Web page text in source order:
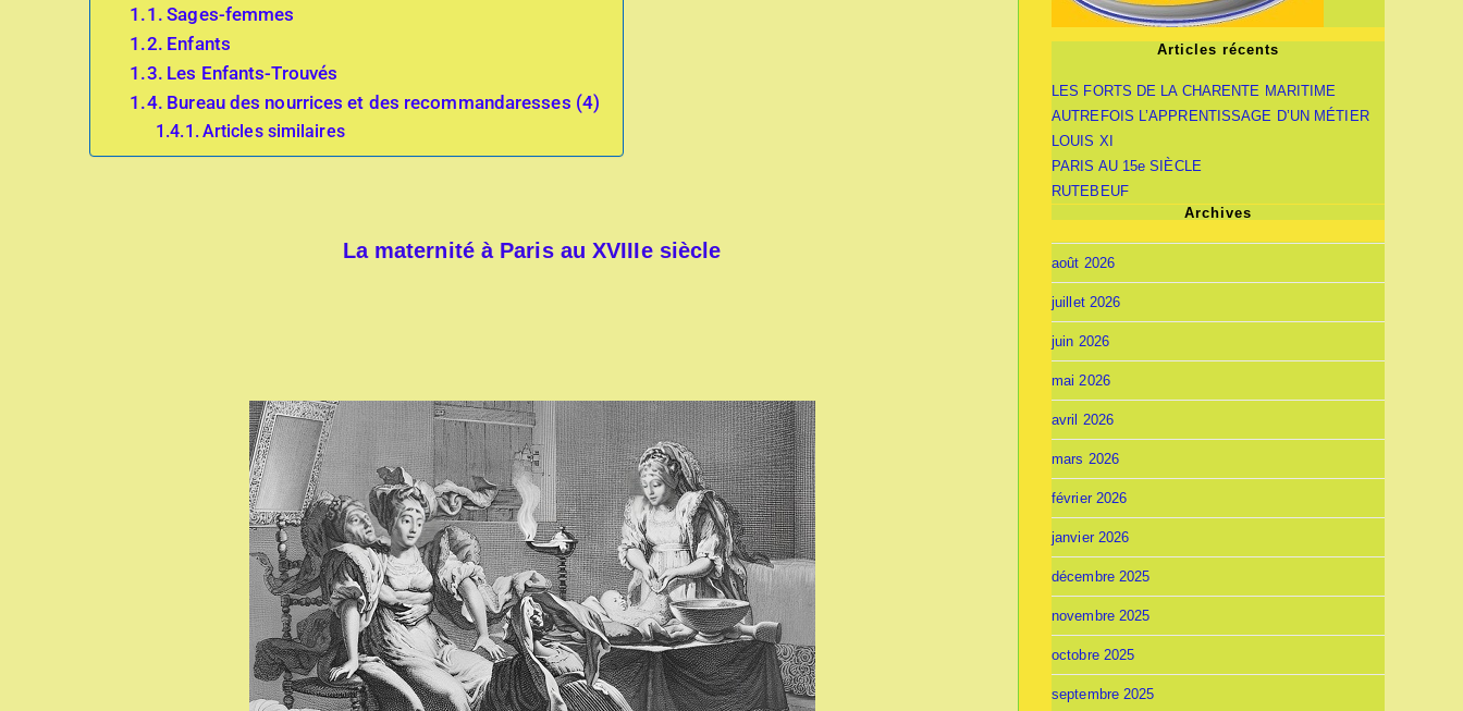
Sages-femmes
Enfants
Les Enfants-Trouvés
Bureau des nourrices et des recommandaresses (4)
Articles similaires
La maternité à Paris au XVIIIe siècle
Articles récents
LES FORTS DE LA CHARENTE MARITIME
AUTREFOIS L’APPRENTISSAGE D’UN MÉTIER
LOUIS XI
PARIS AU 15e SIÈCLE
RUTEBEUF
Archives
août 2026
juillet 2026
juin 2026
mai 2026
avril 2026
mars 2026
février 2026
janvier 2026
décembre 2025
novembre 2025
octobre 2025
septembre 2025